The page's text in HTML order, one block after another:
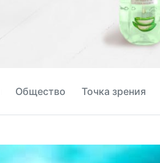
Общество Точка зрения